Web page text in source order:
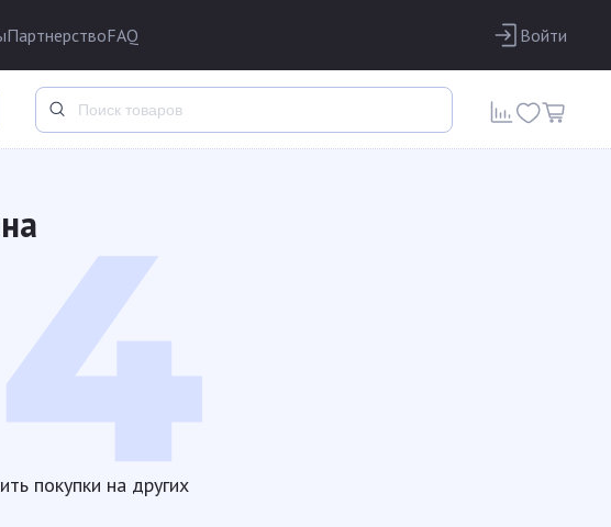
ПартнерствоFAQ Войти
покупки на других